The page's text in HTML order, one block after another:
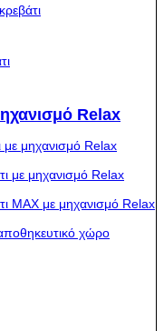
Relax
με μηχανισμό Relax
με μηχανισμό Relax
MAX με μηχανισμό Relax
χώρο